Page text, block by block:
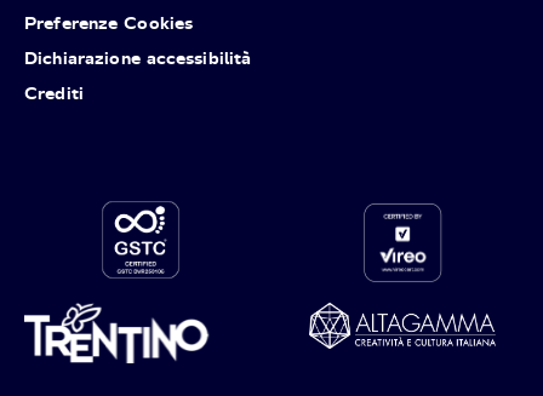
Preferenze Cookies
Dichiarazione accessibilità
Crediti